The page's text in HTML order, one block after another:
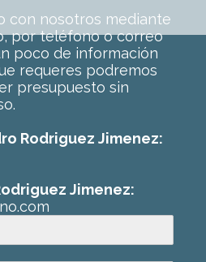
con nosotros mediante
por teléfono o correo
poco de información
requeres podremos
presupuesto sin
Rodriguez Jimenez:
Jimenez: